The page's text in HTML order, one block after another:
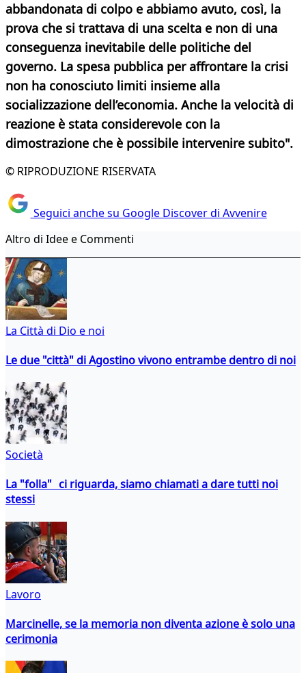
abbandonata di colpo e abbiamo avuto, così, la
prova che si trattava di una scelta e non di una
conseguenza inevitabile delle politiche del
governo. La spesa pubblica per affrontare la crisi
non ha conosciuto limiti insieme alla
socializzazione dell’economia. Anche la velocità di
reazione è stata considerevole con la
dimostrazione che è possibile intervenire subito".
© RIPRODUZIONE RISERVATA
Seguici anche su Google Discover di Avvenire
Altro di Idee e Commenti
La Città di Dio e noi
Le due "città" di Agostino vivono entrambe dentro di noi
Società
La "folla" ci riguarda, siamo chiamati a dare tutti noi
stessi
Lavoro
Marcinelle, se la memoria non diventa azione è solo una
cerimonia